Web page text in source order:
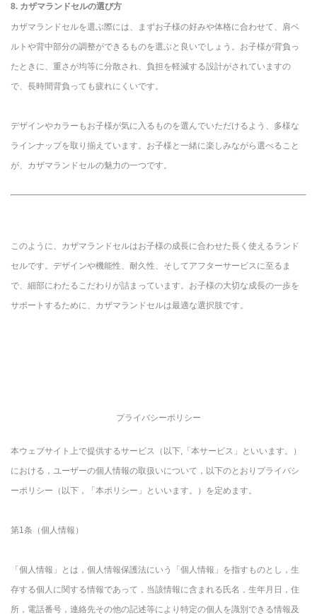
8. カザマランドセルの選び方
カザマランドセルを選ぶ際には、まずお子様の好みや体格に合わせて、肩ベ
ルトや背中部分の調整ができるものを選ぶと良いでしょう。お子様が背負っ
たときに、重さが均等に分散され、負担を軽減する設計がされていますの
で、長時間背負っても疲れにくいです。
デザインやカラーもお子様が気に入るものを選んでいただけるよう、多様な
ラインナップを取り揃えています。お子様と一緒に楽しみながら選べること
が、カザマランドセルの魅力の一つです。
このように、カザマランドセルはお子様の成長に合わせた長く使えるランド
セルです。デザインや機能性、耐久性、そしてアフターサービスに至るま
で、細部にわたるこだわりが詰まっています。お子様の大切な成長の一歩を
サポートするために、カザマランドセルは最適な選択肢です。
プライバシーポリシー
本ウェブサイト上で提供するサービス（以下,「本サービス」といいます。）
における，ユーザーの個人情報の取扱いについて，以下のとおりプライバシ
ーポリシー（以下，「本ポリシー」といいます。）を定めます。
第1条（個人情報）
「個人情報」とは，個人情報保護法にいう「個人情報」を指すものとし，生
存する個人に関する情報であって，当該情報に含まれる氏名，生年月日，住
所，電話番号，連絡先その他の記述等により特定の個人を識別できる情報及